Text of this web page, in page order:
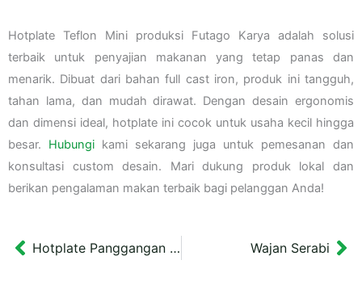
Hotplate Teflon Mini produksi Futago Karya adalah solusi
terbaik untuk penyajian makanan yang tetap panas dan
menarik. Dibuat dari bahan full cast iron, produk ini tangguh,
tahan lama, dan mudah dirawat. Dengan desain ergonomis
dan dimensi ideal, hotplate ini cocok untuk usaha kecil hingga
besar. Hubungi kami sekarang juga untuk pemesanan dan
konsultasi custom desain. Mari dukung produk lokal dan
berikan pengalaman makan terbaik bagi pelanggan Anda!
Prev Hotplate Panggangan Sosis Ukuran Sedang Wajan Serabi